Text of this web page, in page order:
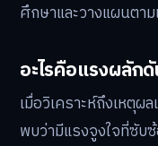
ศึกษาและวางแผนตา
อะไรคือแรงผลัก
เมื่อวิเคราะห์ถึงเหตุ
พบว่ามีแรงจูงใจที่ซับ